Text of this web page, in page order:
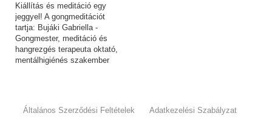
Kiállítás és meditáció egy
jeggyel! A gongmeditációt
tartja: Bujáki Gabriella -
Gongmester, meditáció és
hangrezgés terapeuta oktató,
mentálhigiénés szakember
Általános Szerződési Feltételek
Adatkezelési Szabályzat